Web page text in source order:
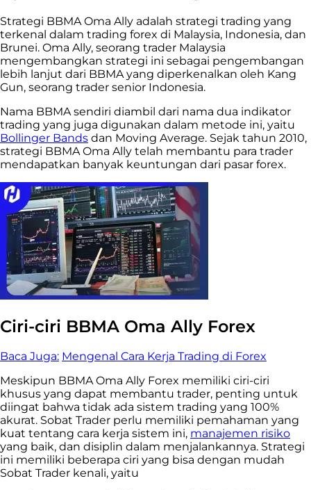
Strategi BBMA Oma Ally adalah strategi trading yang
terkenal dalam trading forex di Malaysia, Indonesia, dan
Brunei. Oma Ally, seorang trader Malaysia
mengembangkan strategi ini sebagai pengembangan
lebih lanjut dari BBMA yang diperkenalkan oleh Kang
Gun, seorang trader senior Indonesia.
Nama BBMA sendiri diambil dari nama dua indikator
trading yang juga digunakan dalam metode ini, yaitu
Bollinger Bands dan Moving Average. Sejak tahun 2010,
strategi BBMA Oma Ally telah membantu para trader
mendapatkan banyak keuntungan dari pasar forex.
Ciri-ciri BBMA Oma Ally Forex
Baca Juga: Mengenal Cara Kerja Trading di Forex
Meskipun BBMA Oma Ally Forex memiliki ciri-ciri
khusus yang dapat membantu trader, penting untuk
diingat bahwa tidak ada sistem trading yang 100%
akurat. Sobat Trader perlu memiliki pemahaman yang
kuat tentang cara kerja sistem ini, manajemen risiko
yang baik, dan disiplin dalam menjalankannya. Strategi
ini memiliki beberapa ciri yang bisa dengan mudah
Sobat Trader kenali, yaitu